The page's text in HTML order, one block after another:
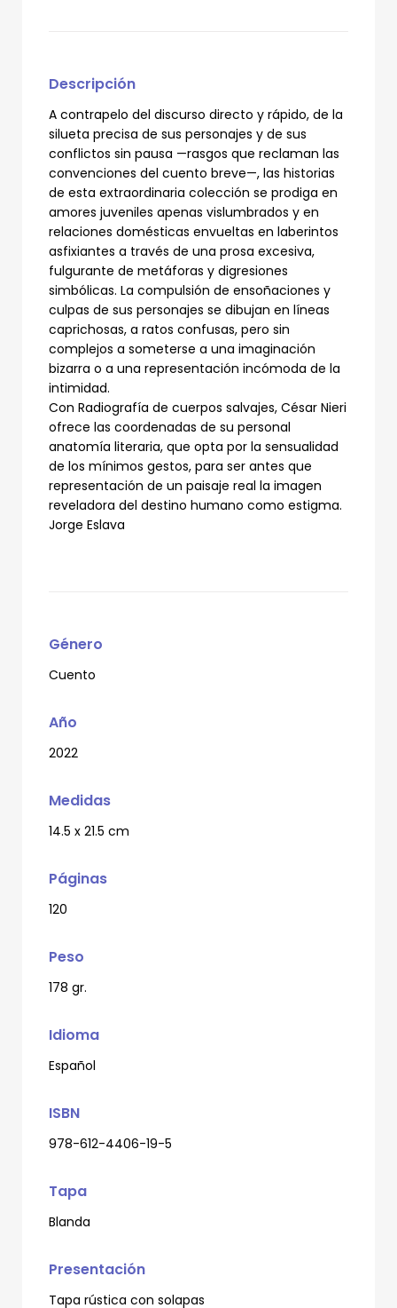
Descripción
A contrapelo del discurso directo y rápido, de la
silueta precisa de sus personajes y de sus
conflictos sin pausa —rasgos que reclaman las
convenciones del cuento breve—, las historias
de esta extraordinaria colección se prodiga en
amores juveniles apenas vislumbrados y en
relaciones domésticas envueltas en laberintos
asfixiantes a través de una prosa excesiva,
fulgurante de metáforas y digresiones
simbólicas. La compulsión de ensoñaciones y
culpas de sus personajes se dibujan en líneas
caprichosas, a ratos confusas, pero sin
complejos a someterse a una imaginación
bizarra o a una representación incómoda de la
intimidad.
Con Radiografía de cuerpos salvajes, César Nieri
ofrece las coordenadas de su personal
anatomía literaria, que opta por la sensualidad
de los mínimos gestos, para ser antes que
representación de un paisaje real la imagen
reveladora del destino humano como estigma.
Jorge Eslava
Género
Cuento
Año
2022
Medidas
14.5 x 21.5 cm
Páginas
120
Peso
178 gr.
Idioma
Español
ISBN
978-612-4406-19-5
Tapa
Blanda
Presentación
Tapa rústica con solapas